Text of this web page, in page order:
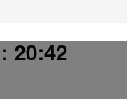
: 20:42